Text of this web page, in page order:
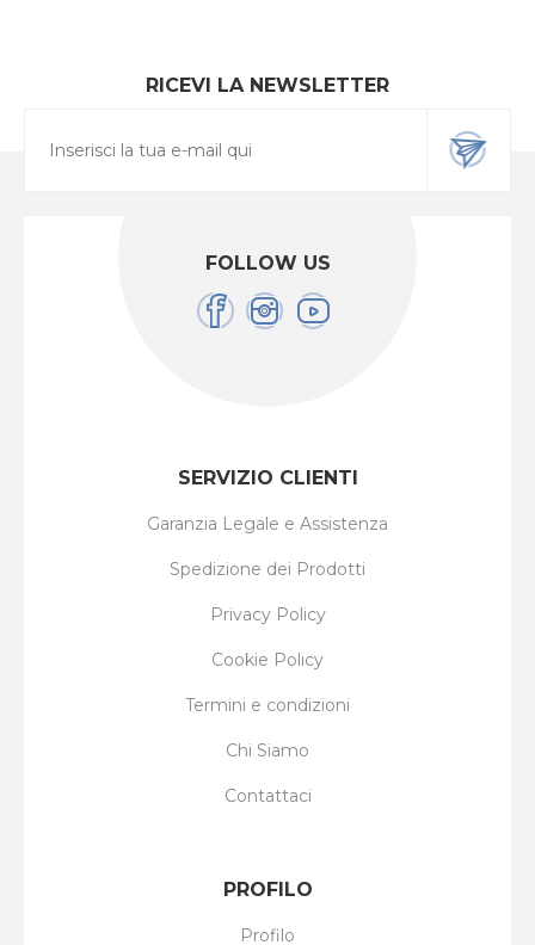
RICEVI LA NEWSLETTER
FOLLOW US
SERVIZIO CLIENTI
Garanzia Legale e Assistenza
Spedizione dei Prodotti
Privacy Policy
Cookie Policy
Termini e condizioni
Chi Siamo
Contattaci
PROFILO
Profilo